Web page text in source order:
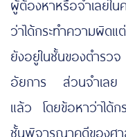
ว่าได้กระทำความผิ
ยังอยู่ในชั้นของตำรว
อัยการ ส่วนจำเลย
แล้ว โดยข้อหาว่าได้
ชั้นพิจารณาคดีของศ